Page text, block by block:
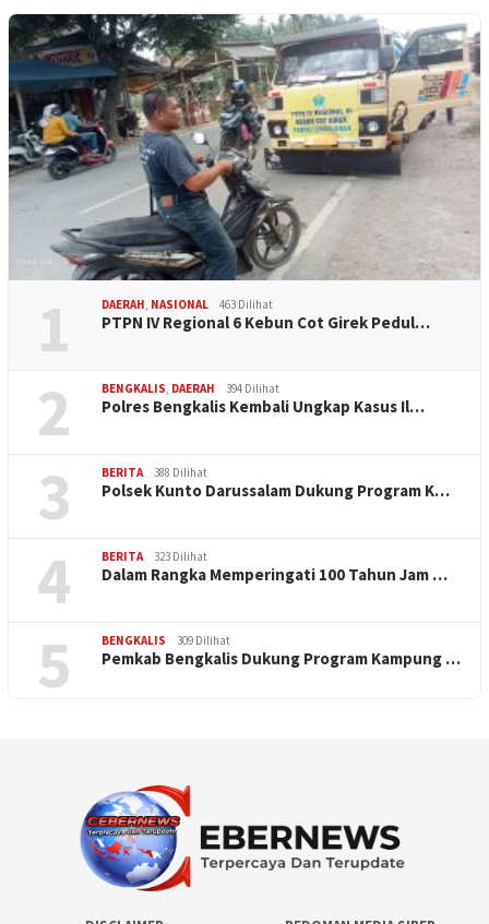
1 DAERAH, NASIONAL 463 Dilihat
PTPN IV Regional 6 Kebun Cot Girek Pedul…
2 BENGKALIS, DAERAH 394 Dilihat
Polres Bengkalis Kembali Ungkap Kasus Il…
3 BERITA 388 Dilihat
Polsek Kunto Darussalam Dukung Program K…
4 BERITA 323 Dilihat
Dalam Rangka Memperingati 100 Tahun Jam …
5 BENGKALIS 309 Dilihat
Pemkab Bengkalis Dukung Program Kampung …